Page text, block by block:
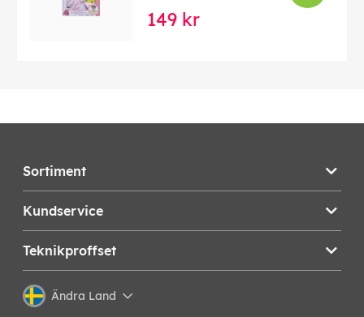
149 kr
Sortiment
Kundservice
Teknikproffset
Ändra Land